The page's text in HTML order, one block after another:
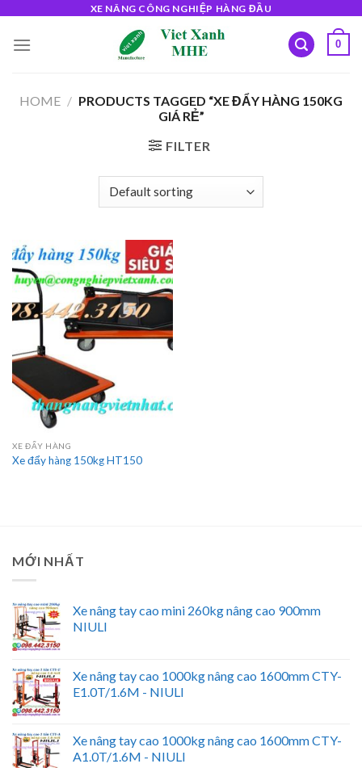
content
XE NÂNG CÔNG NGHIỆP HÀNG ĐẦU
0
HOME / PRODUCTS TAGGED “XE ĐẨY HÀNG 150KG
GIÁ RẺ”
FILTER
XE ĐẨY HÀNG
Xe đẩy hàng 150kg HT150
MỚI NHẤT
Xe nâng tay cao mini 260kg nâng cao 900mm
NIULI
Xe nâng tay cao 1000kg nâng cao 1600mm CTY-
E1.0T/1.6M - NIULI
Xe nâng tay cao 1000kg nâng cao 1600mm CTY-
A1.0T/1.6M - NIULI